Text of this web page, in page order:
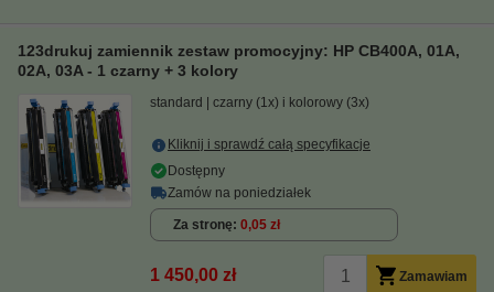
123drukuj zamiennik zestaw promocyjny: HP CB400A, 01A,
02A, 03A - 1 czarny + 3 kolory
standard czarny (1x) i kolorowy (3x)
Kliknij i sprawdź całą specyfikacje
Dostępny
Zamów na poniedziałek
Za stronę 0,05 zł
1 450,00 zł Zamawiam